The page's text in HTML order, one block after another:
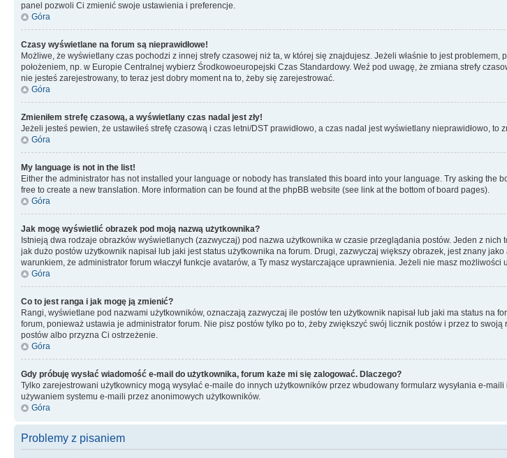
panel pozwoli Ci zmienić swoje ustawienia i preferencje.
Góra
Czasy wyświetlane na forum są nieprawidłowe!
Możliwe, że wyświetlany czas pochodzi z innej strefy czasowej niż ta, w której się znajdujesz. Jeżeli właśnie to jest
położeniem, np. w Europie Centralnej wybierz Środkowoeuropejski Czas Standardowy. Weź pod uwagę, że zmiana strefy
nie jesteś zarejestrowany, to teraz jest dobry moment na to, żeby się zarejestrować.
Góra
Zmieniłem strefę czasową, a wyświetlany czas nadal jest zły!
Jeżeli jesteś pewien, że ustawiłeś strefę czasową i czas letni/DST prawidłowo, a czas nadal jest wyświetlany nieprawidłowo,
Góra
My language is not in the list!
Either the administrator has not installed your language or nobody has translated this board into your language. Try asking the
free to create a new translation. More information can be found at the phpBB website (see link at the bottom of board pages).
Góra
Jak mogę wyświetlić obrazek pod moją nazwą użytkownika?
Istnieją dwa rodzaje obrazków wyświetlanych (zazwyczaj) pod nazwa użytkownika w czasie przeglądania postów. Jeden z
jak dużo postów użytkownik napisał lub jaki jest status użytkownika na forum. Drugi, zazwyczaj większy obrazek, jest znany
warunkiem, że administrator forum właczył funkcje avatarów, a Ty masz wystarczające uprawnienia. Jeżeli nie masz
Góra
Co to jest ranga i jak mogę ją zmienić?
Rangi, wyświetlane pod nazwami użytkowników, oznaczają zazwyczaj ile postów ten użytkownik napisał lub jaki ma status
forum, ponieważ ustawia je administrator forum. Nie pisz postów tylko po to, żeby zwiększyć swój licznik postów i przez to
postów albo przyzna Ci ostrzeżenie.
Góra
Gdy próbuję wysłać wiadomość e-mail do użytkownika, forum każe mi się zalogować. Dlaczego?
Tylko zarejestrowani użytkownicy mogą wysyłać e-maile do innych użytkowników przez wbudowany formularz wysyłania e-
używaniem systemu e-maili przez anonimowych użytkowników.
Góra
Problemy z pisaniem